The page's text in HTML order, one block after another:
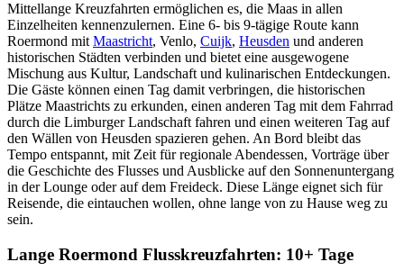
Mittellange Kreuzfahrten ermöglichen es, die Maas in allen
Einzelheiten kennenzulernen. Eine 6- bis 9-tägige Route kann
Roermond mit Maastricht, Venlo, Cuijk, Heusden und anderen
historischen Städten verbinden und bietet eine ausgewogene
Mischung aus Kultur, Landschaft und kulinarischen Entdeckungen.
Die Gäste können einen Tag damit verbringen, die historischen
Plätze Maastrichts zu erkunden, einen anderen Tag mit dem Fahrrad
durch die Limburger Landschaft fahren und einen weiteren Tag auf
den Wällen von Heusden spazieren gehen. An Bord bleibt das
Tempo entspannt, mit Zeit für regionale Abendessen, Vorträge über
die Geschichte des Flusses und Ausblicke auf den Sonnenuntergang
in der Lounge oder auf dem Freideck. Diese Länge eignet sich für
Reisende, die eintauchen wollen, ohne lange von zu Hause weg zu
sein.
Lange Roermond Flusskreuzfahrten: 10+ Tage